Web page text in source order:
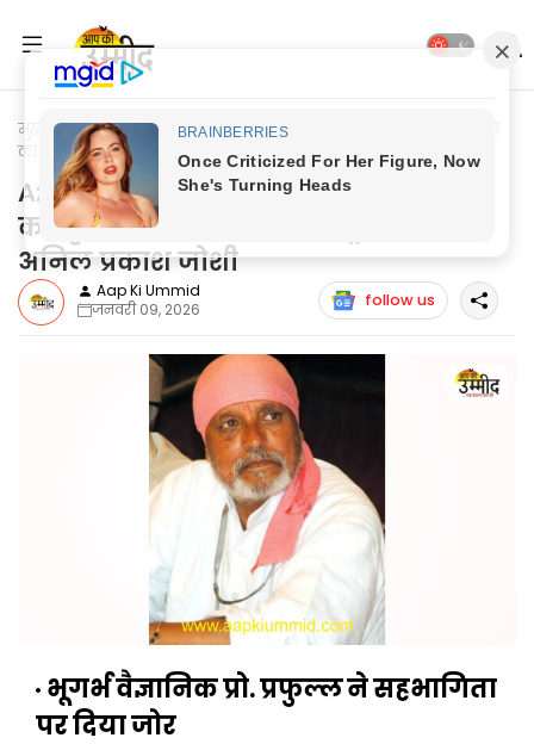
मुख्यपृष्ठ Uttar Pradesh
Azamgarh News: गांव, नेतृत्व एवं प्रकृति
का जुड़ाव ही नदी संरक्षण का मूल मंत्र: डॉ. अनिल प्रकाश जोशी
Azamgarh News: गांव, नेतृत्व एवं प्रकृति
का जुड़ाव ही नदी संरक्षण का मूल मंत्र: डॉ.
अनिल प्रकाश जोशी
Aap Ki Ummid
जनवरी 09, 2026
follow us
भूगर्भ वैज्ञानिक प्रो. प्रफुल्ल ने सहभागिता
पर दिया जोर